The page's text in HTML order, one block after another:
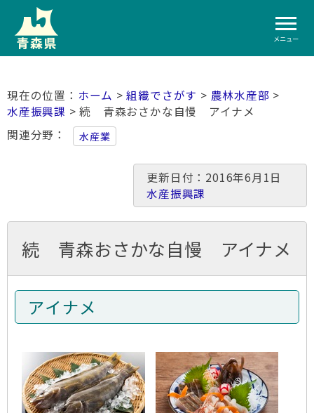
メニュー
ホーム >組織でさがす > 農林水産部 >
水産振興課 > 続 青森おさかな自慢 アイナメ
関連分野
水産業
更新日付：2016年6月1日
水産振興課
続 青森おさかな自慢 アイナメ
アイナメ